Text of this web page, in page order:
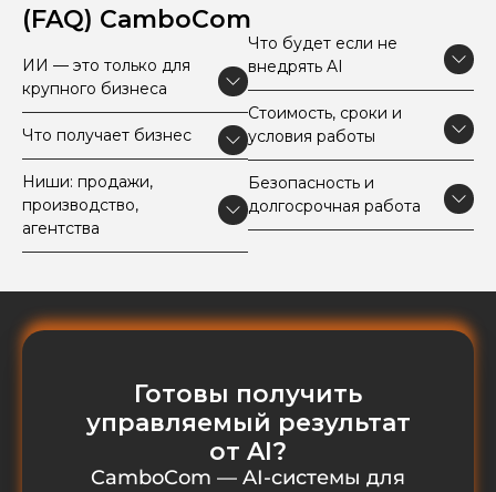
(FAQ) CamboCom
ИИ — это только для
крупного бизнеса
Что получает бизнес
Ниши: продажи,
производство,
агентства
Что будет если не
внедрять AI
Стоимость, сроки и
условия работы
Безопасность и
долгосрочная работа
Готовы получить
управляемый результат
от AI?
CamboCom — AI-системы для